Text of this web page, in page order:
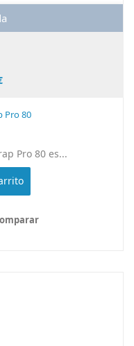
Pro 80
Pro 80 es...